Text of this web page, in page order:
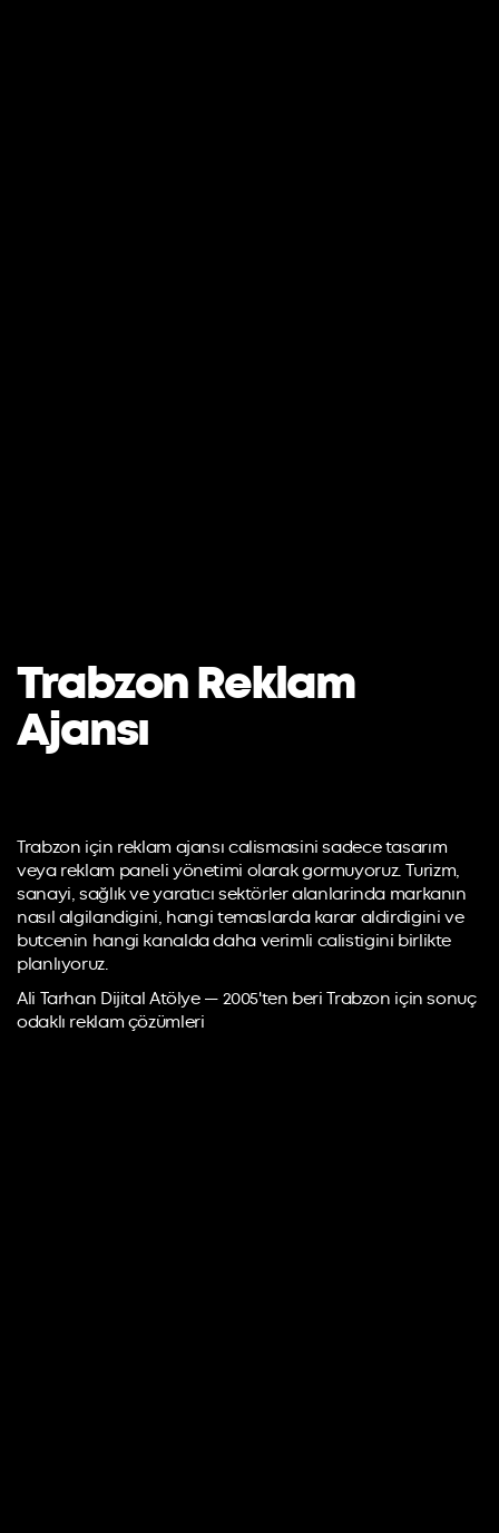
Trabzon Reklam
Ajansı
Trabzon için reklam ajansı calismasini sadece tasarım
veya reklam paneli yönetimi olarak gormuyoruz. Turizm,
sanayi, sağlık ve yaratıcı sektörler alanlarinda markanın
nasıl algilandigini, hangi temaslarda karar aldirdigini ve
butcenin hangi kanalda daha verimli calistigini birlikte
planlıyoruz.
Ali Tarhan Dijital Atölye — 2005'ten beri Trabzon için sonuç
odaklı reklam çözümleri